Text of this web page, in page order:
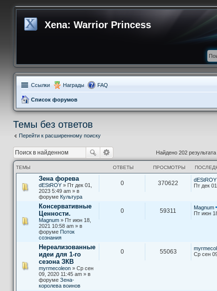
Xena: Warrior Princess
Ссылки Награды FAQ
Список форумов
Темы без ответов
Перейти к расширенному поиску
Найдено 202 результата
ТЕМЫ ОТВЕТЫ ПРОСМОТРЫ
Зена форева
dEStROY » Пт дек 01,
2023 5:49 am » в
форуме Культура
0 370622
dEStROY
Пт дек
Консервативные
Ценности.
Magnum » Пт июн 18,
2021 10:58 am » в
форуме Поток
сознания
0 59311
Magnum
Пт июн
Нереализованные
идеи для 1-го
сезона ЗКВ
myrmecoleon » Ср сен
09, 2020 11:45 am » в
форуме Зена-
королева воинов
0 55063
Ср сен